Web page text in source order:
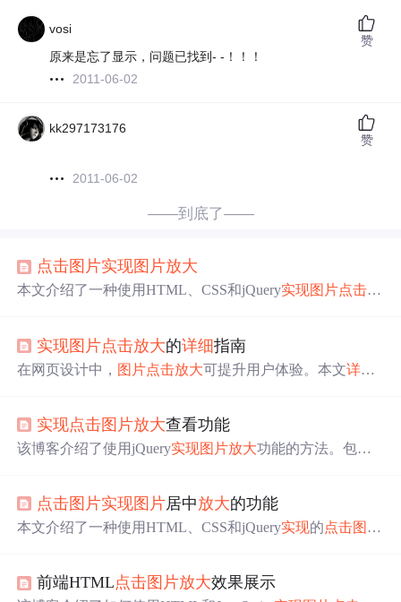
vosi
原来是忘了显示，问题已找到- -！！！
2011-06-02
赞
kk297173176
2011-06-02
赞
——到底了——
点击图片实现图片放大
本文介绍了一种使用HTML、CSS和jQuery实现图片点击放
实现图片点击放大的详细指南
在网页设计中， 图片点击放大可提升用户体验。本文详细
与框架优化图片 操作，涉及jQuery、React、Vue等，同时
探讨响应式设计与性能优化。
实现点击图片放大查看功能
该博客介绍了使用jQuery实现图片放大功能的方法。包含H
调用imgEnlarge()函数可对指定图片添加点击
点击图片实现图片居中放大的功能
本文介绍了一种使用HTML、CSS和jQuery实现的点击图片
体验。
前端HTML点击图片放大效果展示